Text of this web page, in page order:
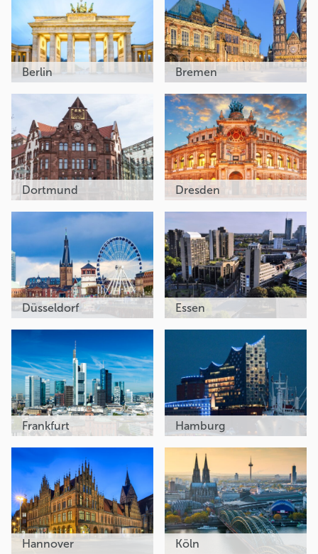
Berlin Bremen
Dortmund Dresden
Düsseldorf Essen
Frankfurt Hamburg
Hannover Köln